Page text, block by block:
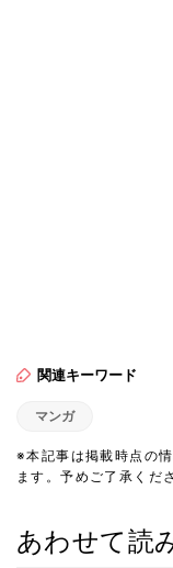
関連キーワード
マンガ
※本記事は掲載時点の
ます。予めご了承くだ
あわせて読